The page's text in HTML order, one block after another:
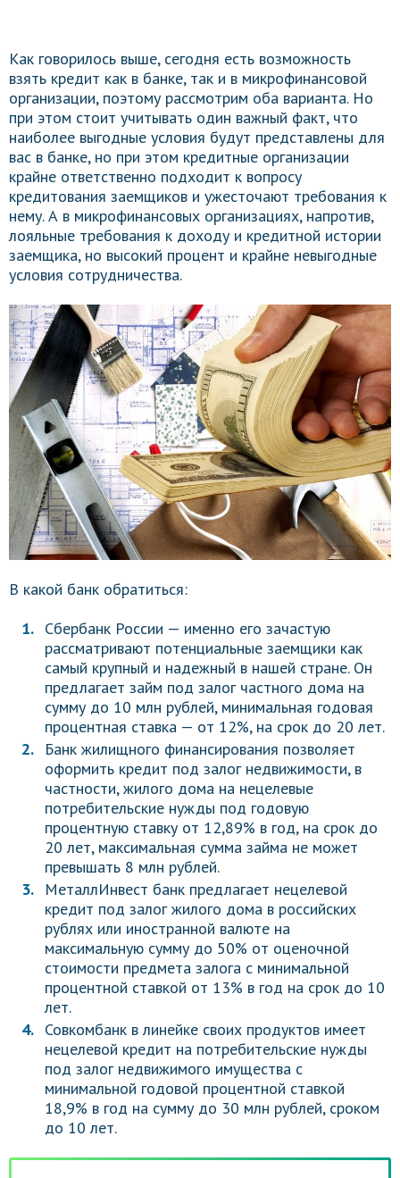
Как говорилось выше, сегодня есть возможность
взять кредит как в банке, так и в микрофинансовой
организации, поэтому рассмотрим оба варианта. Но
при этом стоит учитывать один важный факт, что
наиболее выгодные условия будут представлены для
вас в банке, но при этом кредитные организации
крайне ответственно подходит к вопросу
кредитования заемщиков и ужесточают требования к
нему. А в микрофинансовых организациях, напротив,
лояльные требования к доходу и кредитной истории
заемщика, но высокий процент и крайне невыгодные
условия сотрудничества.
В какой банк обратиться:
Сбербанк России — именно его зачастую
рассматривают потенциальные заемщики как
самый крупный и надежный в нашей стране. Он
предлагает займ под залог частного дома на
сумму до 10 млн рублей, минимальная годовая
процентная ставка — от 12%, на срок до 20 лет.
Банк жилищного финансирования позволяет
оформить кредит под залог недвижимости, в
частности, жилого дома на нецелевые
потребительские нужды под годовую
процентную ставку от 12,89% в год, на срок до
20 лет, максимальная сумма займа не может
превышать 8 млн рублей.
МеталлИнвест банк предлагает нецелевой
кредит под залог жилого дома в российских
рублях или иностранной валюте на
максимальную сумму до 50% от оценочной
стоимости предмета залога с минимальной
процентной ставкой от 13% в год на срок до 10
лет.
Совкомбанк в линейке своих продуктов имеет
нецелевой кредит на потребительские нужды
под залог недвижимого имущества с
минимальной годовой процентной ставкой
18,9% в год на сумму до 30 млн рублей, сроком
до 10 лет.